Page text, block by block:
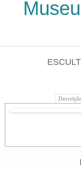
Passar para o